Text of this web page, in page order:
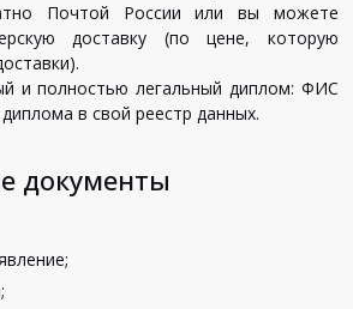
Почтой России или вы можете
доставку (по цене, которую
и полностью легальный диплом: ФИС
в свой реестр данных.
документы